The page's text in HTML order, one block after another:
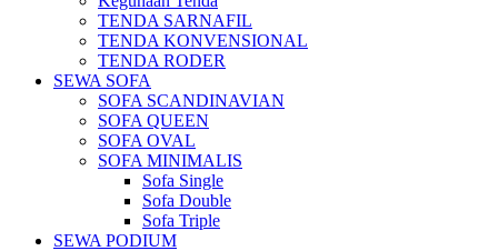
TENDA SARNAFIL
TENDA KONVENSIONAL
TENDA RODER
SEWA SOFA
SOFA SCANDINAVIAN
SOFA QUEEN
SOFA OVAL
SOFA MINIMALIS
Sofa Single
Sofa Double
Sofa Triple
SEWA PODIUM